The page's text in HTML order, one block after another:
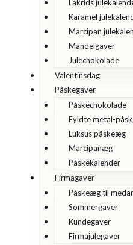
Lakrids
Karamel
Marcipan
Mandelgaver
Julechokolade
Valentinsdag
Påskegaver
Påskechokolade
Fyldte metal-
Luksus påskeæg
Marcipanæg
Påskekalender
Firmagaver
Påskeæg til
Sommergaver
Kundegaver
Firmajulegaver